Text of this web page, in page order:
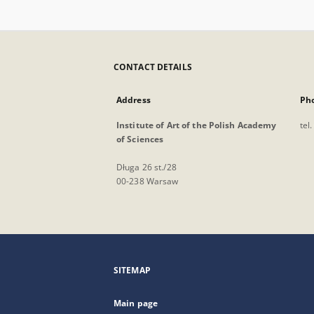
CONTACT DETAILS
Address
Institute of Art of the Polish Academy
of Sciences
Długa 26 st./28
00-238 Warsaw
tel.
SITEMAP
Main page